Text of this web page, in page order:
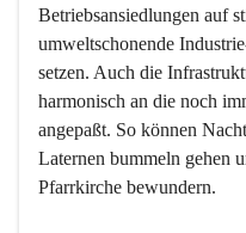
Betriebsansiedlungen auf
umweltschonende
setzen. Auch die
harmonisch an die noch
angepaßt. So können
Laternen bummeln gehen
Pfarrkirche bewundern.